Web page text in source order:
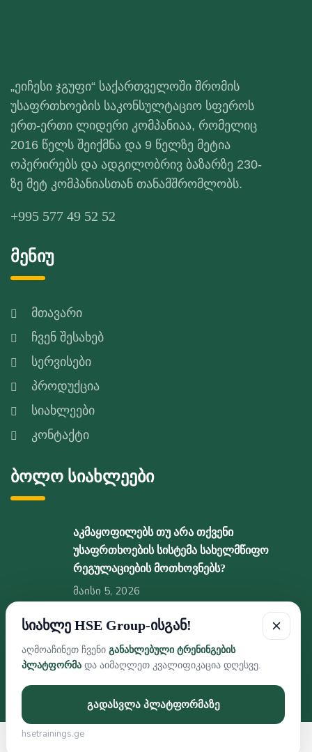
სიახლე HSE Group-ისგან!
აღმოაჩინეთ ჩვენი განახლებული ტრენინგების
პლატფორმა და აიმაღლეთ კვალიფიკაცია დღესვე.
გადასვლა პლატფორმაზე
hsetrainings.ge
„ეიჩესი ჯგუფი“ საქართველოში შრომის
უსაფრთხოების საკონსულტაციო სფეროს
ერთ-ერთი ლიდერი კომპანიაა, რომელიც
2016 წელს შეიქმნა და 9 წელზე მეტია
ოპერირებს და ადგილობრივ ბაზარზე 230-
ზე მეტ კომპანიასთან თანამშრომლობს.
+995 577 49 52 52
მენიუ
მთავარი
ჩვენ შესახებ
სერვისები
პროდუქცია
სიახლეები
კონტაქტი
ბოლო სიახლეები
აკმაყოფილებს თუ არა თქვენი
უსაფრთხოების სისტემა სახელმწიფო
რეგულაციების მოთხოვნებს?
მაისი 5, 2026
სასიამოვნო სიახლე HSE GROUP-ის გან !
თებერვალი 5, 2026